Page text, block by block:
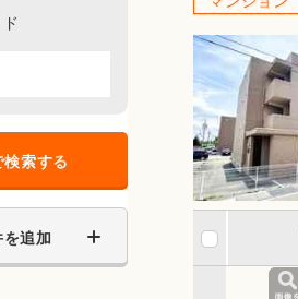
索する
追加